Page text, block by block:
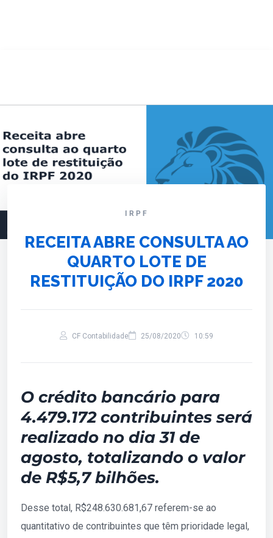
IRPF
RECEITA ABRE CONSULTA AO
QUARTO LOTE DE
RESTITUIÇÃO DO IRPF 2020
CF Contabilidade 25/08/2020 10:59
O crédito bancário para
4.479.172 contribuintes será
realizado no dia 31 de
agosto, totalizando o valor
de R$5,7 bilhões.
Desse total, R$248.630.681,67 referem-se ao
quantitativo de contribuintes que têm prioridade legal,